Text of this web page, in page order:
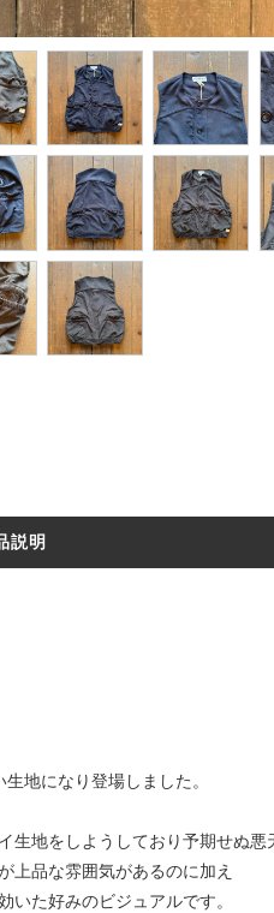
説明
地になり登場しました。
生地をしようしており予期せぬ悪
上品な雰囲気があるのに加え
いた好みのビジュアルです。